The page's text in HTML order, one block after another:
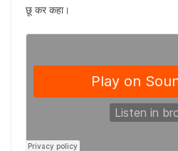
छू कर कहा।